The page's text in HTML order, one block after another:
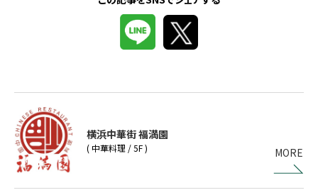
横浜中華街 福満園
( 中華料理 / 5F ) MORE